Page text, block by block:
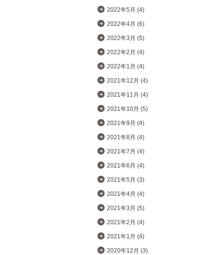
2022年5月 (4)
2022年4月 (6)
2022年3月 (5)
2022年2月 (4)
2022年1月 (4)
2021年12月 (4)
2021年11月 (4)
2021年10月 (5)
2021年9月 (4)
2021年8月 (4)
2021年7月 (4)
2021年6月 (4)
2021年5月 (3)
2021年4月 (4)
2021年3月 (5)
2021年2月 (4)
2021年1月 (4)
2020年12月 (3)